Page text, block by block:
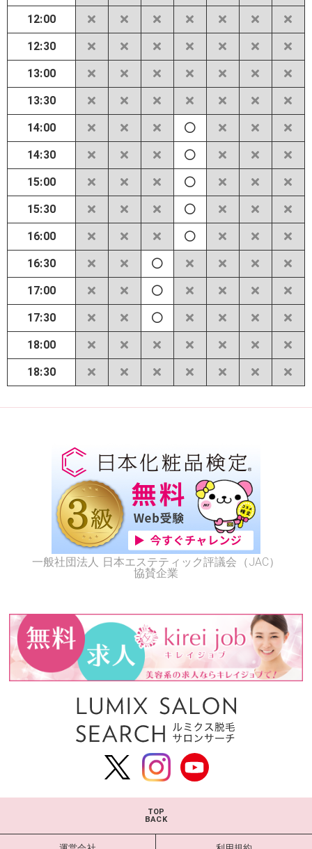
12:00
12:30
13:00
13:30
14:00
14:30
15:00
15:30
16:00
16:30
17:00
17:30
18:00
18:30
一般社団法人 日本エステティック評議会（JAC）
協賛企業
TOP
BACK